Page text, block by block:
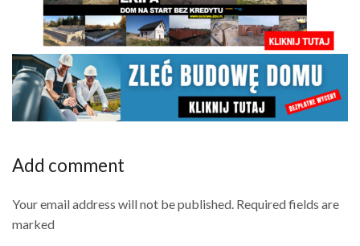
Add comment
Your email address will not be published. Required fields are
marked